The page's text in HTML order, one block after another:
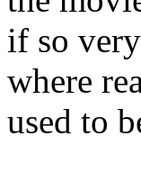
if so
where
used to